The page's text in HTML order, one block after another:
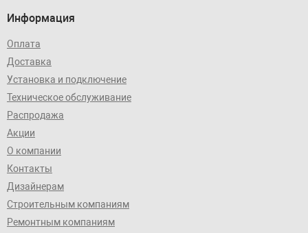
Информация
Оплата
Доставка
Установка и подключение
Техническое обслуживание
Распродажа
Акции
О компании
Контакты
Дизайнерам
Строительным компаниям
Ремонтным компаниям